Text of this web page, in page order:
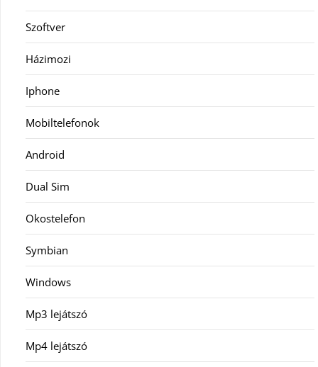
Szoftver
Házimozi
Iphone
Mobiltelefonok
Android
Dual Sim
Okostelefon
Symbian
Windows
Mp3 lejátszó
Mp4 lejátszó